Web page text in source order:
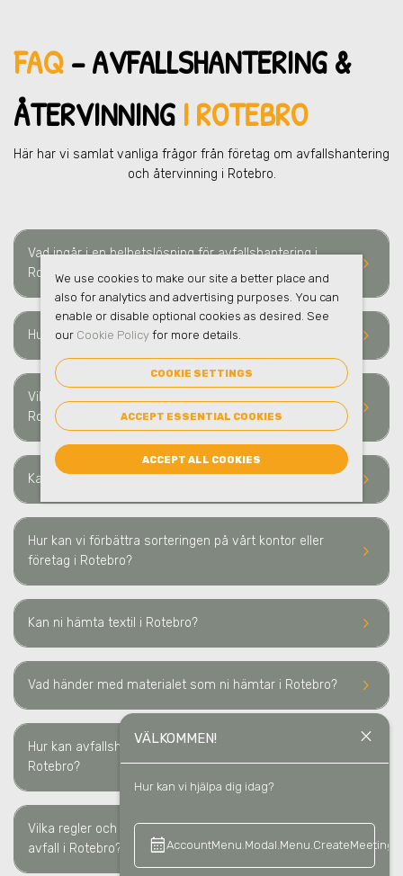
VÄLKOMMEN! close
Hur kan vi hjälpa dig idag?
calendar_monthAccountMenu.Modal.Menu.CreateMeeting
FAQ– AVFALLSHANTERING &
ÅTERVINNING I ROTEBRO
Här har vi samlat vanliga frågor från företag om avfallshantering
och återvinning i Rotebro.
keyboard_arrow_right
Vad ingår i en helhetslösning för avfallshantering i
Rotebro?
keyboard_arrow_right
Hur ofta sker hämtning av avfall i Rotebro?
keyboard_arrow_right
Vilka typer av avfall och material kan ni hämta i
Rotebro?
keyboard_arrow_right
Kan ni hantera farligt avfall i Rotebro?
keyboard_arrow_right
Hur kan vi förbättra sorteringen på vårt kontor eller
företag i Rotebro?
keyboard_arrow_right
Kan ni hämta textil i Rotebro?
keyboard_arrow_right
Vad händer med materialet som ni hämtar i Rotebro?
keyboard_arrow_right
Hur kan avfallshantering minska våra kostnader i
Rotebro?
keyboard_arrow_right
Vilka regler och lagkrav måste vi följa för sortering av
avfall i Rotebro?
We use cookies to make our site a better place and
also for analytics and advertising purposes. You can
enable or disable optional cookies as desired. See
our Cookie Policyfor more details.
COOKIE SETTINGS
ACCEPT ESSENTIAL COOKIES
ACCEPT ALL COOKIES